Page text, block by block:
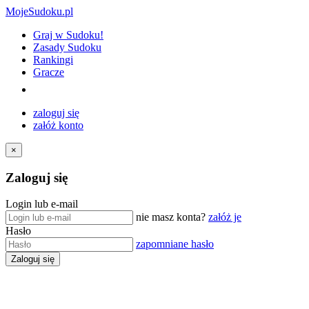
MojeSudoku.pl
Graj w Sudoku!
Zasady Sudoku
Rankingi
Gracze
zaloguj się
załóż konto
×
Zaloguj się
Login lub e-mail
nie masz konta? załóż je
Hasło
zapomniane hasło